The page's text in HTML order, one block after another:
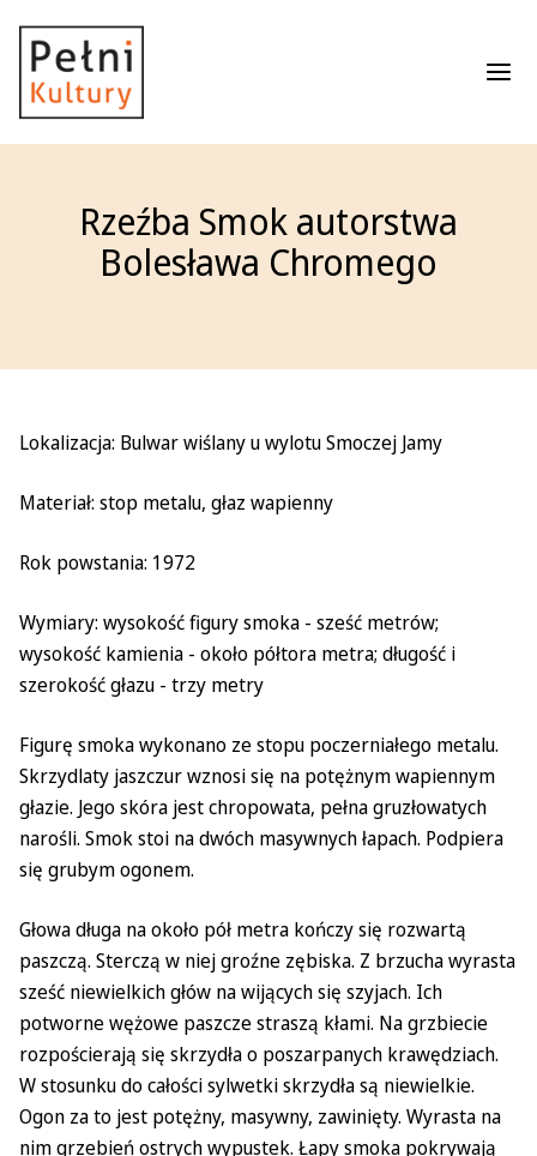
Rzeźba Smok autorstwa
Bolesława Chromego
Lokalizacja: Bulwar wiślany u wylotu Smoczej Jamy
Materiał: stop metalu, głaz wapienny
Rok powstania: 1972
Wymiary: wysokość figury smoka - sześć metrów;
wysokość kamienia - około półtora metra; długość i
szerokość głazu - trzy metry
Figurę smoka wykonano ze stopu poczerniałego metalu.
Skrzydlaty jaszczur wznosi się na potężnym wapiennym
głazie. Jego skóra jest chropowata, pełna gruzłowatych
narośli. Smok stoi na dwóch masywnych łapach. Podpiera
się grubym ogonem.
Głowa długa na około pół metra kończy się rozwartą
paszczą. Sterczą w niej groźne zębiska. Z brzucha wyrasta
sześć niewielkich głów na wijących się szyjach. Ich
potworne wężowe paszcze straszą kłami. Na grzbiecie
rozpościerają się skrzydła o poszarpanych krawędziach.
W stosunku do całości sylwetki skrzydła są niewielkie.
Ogon za to jest potężny, masywny, zawinięty. Wyrasta na
nim grzebień ostrych wypustek. Łapy smoka pokrywają